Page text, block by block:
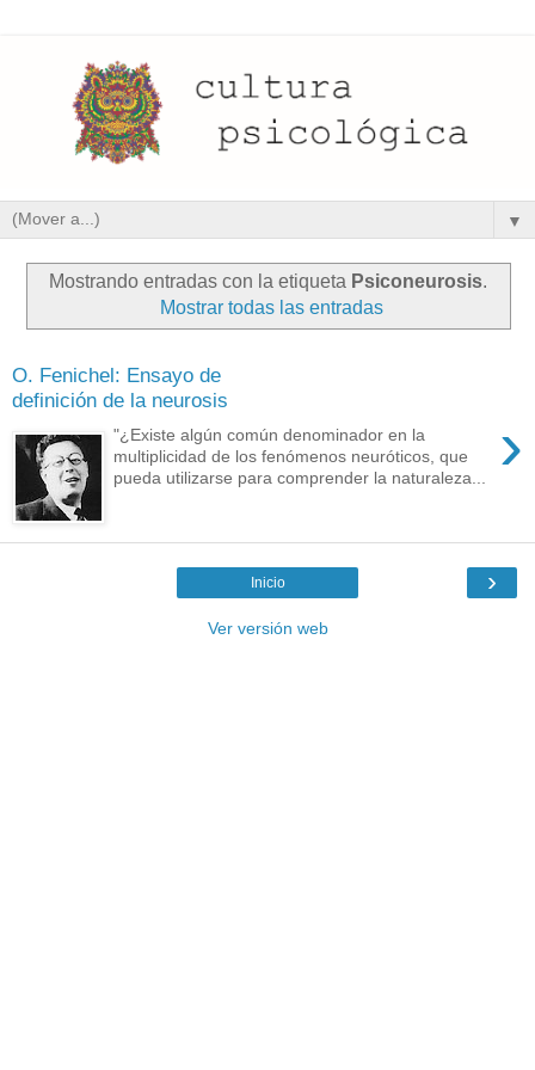
▼
Mostrando entradas con la etiqueta Psiconeurosis.
Mostrar todas las entradas
O. Fenichel: Ensayo de
definición de la neurosis
›
"¿Existe algún común denominador en la
multiplicidad de los fenómenos neuróticos, que
pueda utilizarse para comprender la naturaleza...
›
Inicio
Ver versión web